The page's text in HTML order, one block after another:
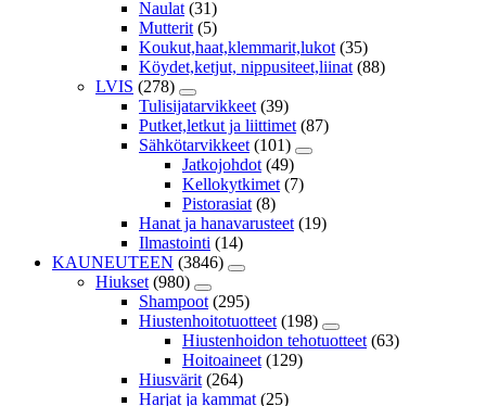
Naulat (31)
Mutterit (5)
Koukut,haat,klemmarit,lukot (35)
Köydet,ketjut, nippusiteet,liinat (88)
LVIS (278)
Tulisijatarvikkeet (39)
Putket,letkut ja liittimet (87)
Sähkötarvikkeet (101)
Jatkojohdot (49)
Kellokytkimet (7)
Pistorasiat (8)
Hanat ja hanavarusteet (19)
Ilmastointi (14)
KAUNEUTEEN (3846)
Hiukset (980)
Shampoot (295)
Hiustenhoitotuotteet (198)
Hiustenhoidon tehotuotteet (63)
Hoitoaineet (129)
Hiusvärit (264)
Harjat ja kammat (25)